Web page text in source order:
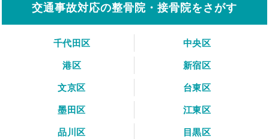
交通事故対応の整骨院・接骨院をさがす
千代田区
中央区
港区
新宿区
文京区
台東区
墨田区
江東区
品川区
目黒区